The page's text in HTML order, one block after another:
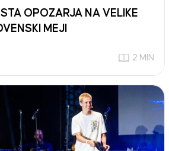
OPOZARJA NA VELIKE
MEJI
2 MIN